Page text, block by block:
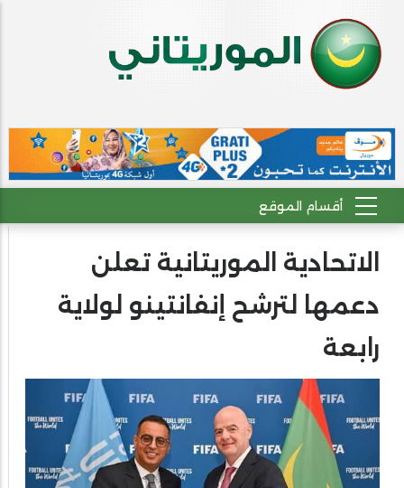
الاتحادية الموريتانية تعلن
دعمها لترشح إنفانتينو لولاية
رابعة